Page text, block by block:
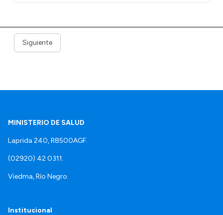
Siguiente
MINISTERIO DE SALUD
Laprida 240, R8500AGF.
(02920) 42 0311.
Viedma, Río Negro.
Institucional